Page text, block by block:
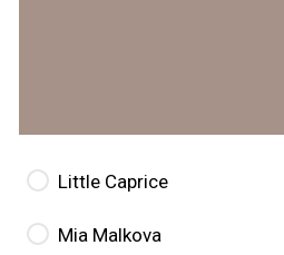
Little Caprice
Mia Malkova